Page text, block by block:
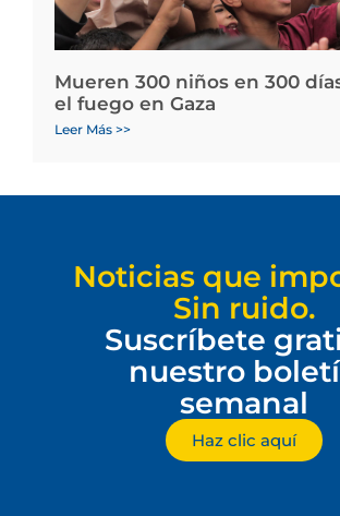
Mueren 300 niños en 300
el fuego en Gaza
Leer Más >>
Noticias que
Sin ruido.
Suscríbete
nuestro
semanal
Haz clic aquí